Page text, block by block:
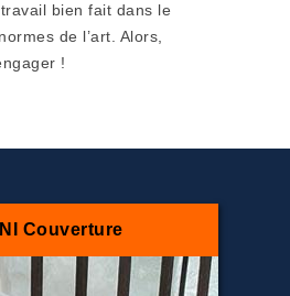
bien fait dans le
de l’art. Alors,
!
Couverture